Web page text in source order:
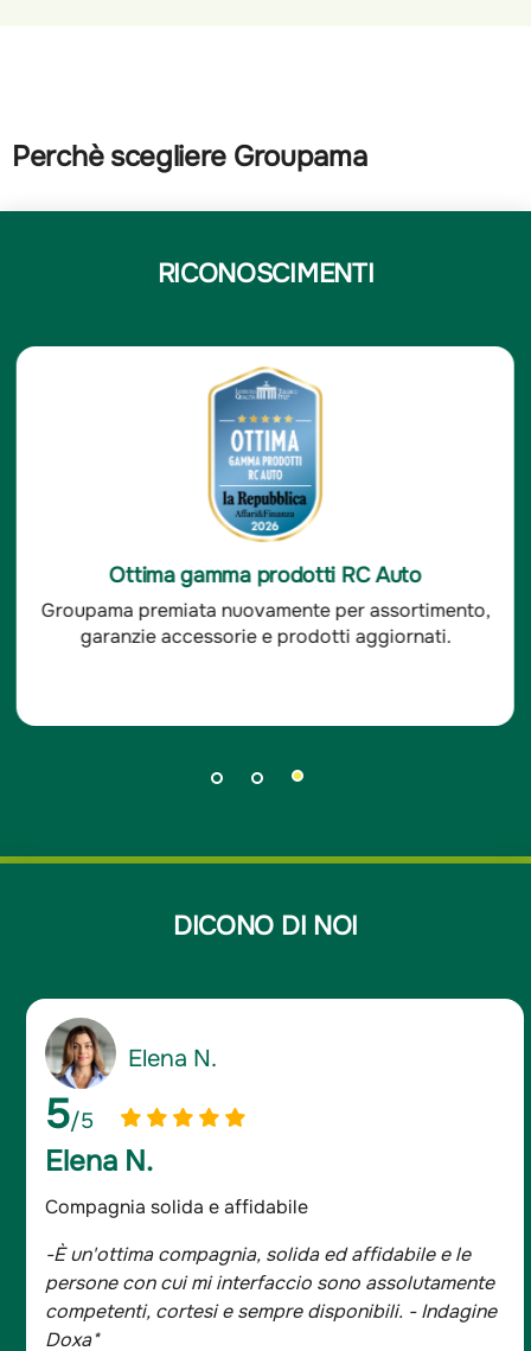
Perchè scegliere Groupama
RICONOSCIMENTI
Ottima soddisfazione clienti RC Auto
Groupama è stata premiata per l'ottima
soddisfazione dei clienti RC auto.
DICONO DI NOI
Giancarlo D.
5/5
Giancarlo D.
Assicurato da oltre 20 anni
-Sono assicurato da oltre 20 anni e mi sono sempre
trovato bene, tutta la famiglia è con Groupama.
- Indagine Doxa*